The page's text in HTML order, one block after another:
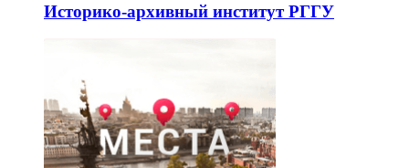
Историко-архивный институт РГГУ